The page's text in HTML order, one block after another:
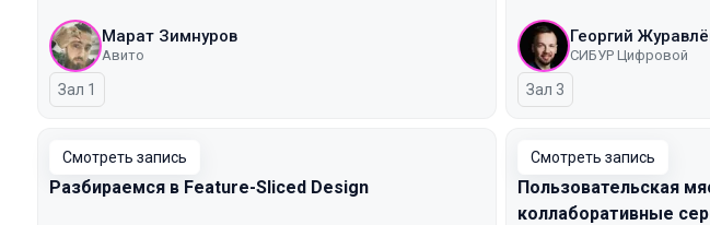
Марат Зимнуров
Авито
Зал 1
Георгий
СИБУР Цифровой
Зал 3
Смотреть запись
Разбираемся в Feature-Sliced Design
Смотреть запись
Пользовательская
коллаборативные